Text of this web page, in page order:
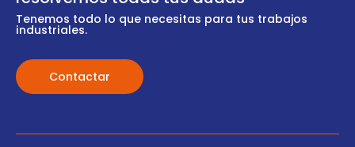
Tenemos todo lo que necesitas para tus trabajos
industriales.
Contactar